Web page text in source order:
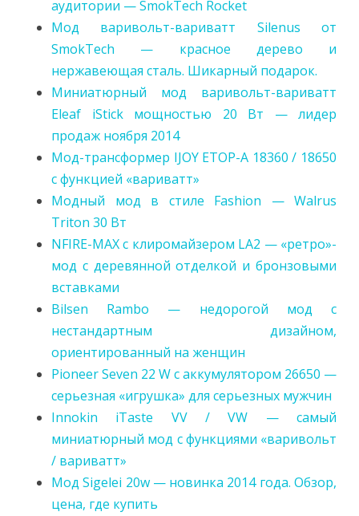
аудитории — SmokTech Rocket
Мод варивольт-вариватт Silenus от
SmokTech — красное дерево и
нержавеющая сталь. Шикарный подарок.
Миниатюрный мод варивольт-вариватт
Eleaf iStick мощностью 20 Вт — лидер
продаж ноября 2014
Мод-трансформер IJOY ETOP-A 18360 / 18650
с функцией «вариватт»
Модный мод в стиле Fashion — Walrus
Triton 30 Вт
NFIRE-MAX с клиромайзером LA2 — «ретро»-
мод с деревянной отделкой и бронзовыми
вставками
Bilsen Rambo — недорогой мод с
нестандартным дизайном,
ориентированный на женщин
Pioneer Seven 22 W с аккумулятором 26650 —
серьезная «игрушка» для серьезных мужчин
Innokin iTaste VV / VW — самый
миниатюрный мод с функциями «варивольт
/ вариватт»
Мод Sigelei 20w — новинка 2014 года. Обзор,
цена, где купить